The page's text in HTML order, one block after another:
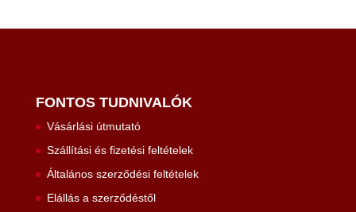
-
FONTOS TUDNIVALÓK
Vásárlási útmutató
Szállítási és fizetési feltételek
Általános szerződési feltételek
Elállás a szerződéstől